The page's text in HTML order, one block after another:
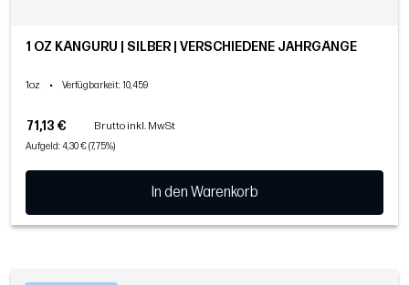
1 OZ KÄNGURU | SILBER | VERSCHIEDENE JAHRGÄNGE
1oz • Verfügbarkeit: 10,459
71,13 € Brutto inkl. MwSt
Aufgeld: 4,30 € (7,75%)
In den Warenkorb